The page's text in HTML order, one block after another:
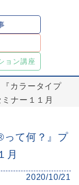
ョン講座
『カラータイプ
ナー１１月
って何？』プ
月
2020/10/21